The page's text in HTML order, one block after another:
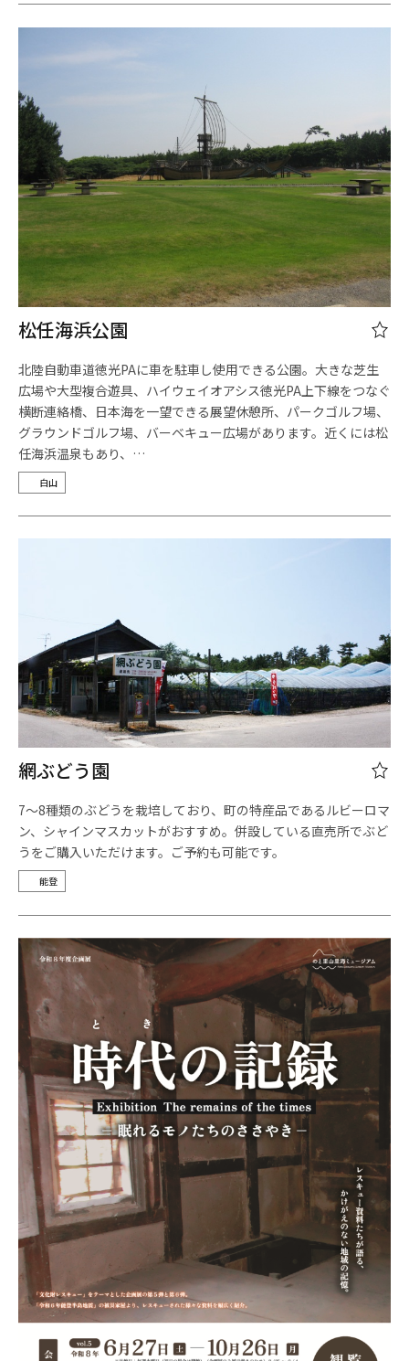
松任海浜公園
北陸自動車道徳光PAに車を駐車し使用できる公園。大きな芝生
広場や大型複合遊具、ハイウェイオアシス徳光PA上下線をつなぐ
横断連絡橋、日本海を一望できる展望休憩所、パークゴルフ場、
グラウンドゴルフ場、バーベキュー広場があります。近くには松
任海浜温泉もあり、…
白山
網ぶどう園
7～8種類のぶどうを栽培しており、町の特産品であるルビーロマ
ン、シャインマスカットがおすすめ。併設している直売所でぶど
うをご購入いただけます。ご予約も可能です。
能登